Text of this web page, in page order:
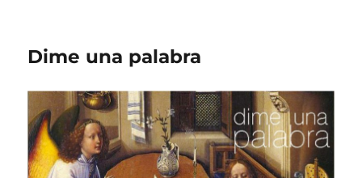
Dime una palabra